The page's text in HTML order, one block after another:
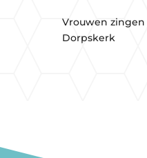
Vrouwen
Dorpskerk